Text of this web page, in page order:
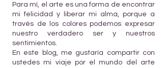
Para mí, el arte es una forma de encontrar
mi felicidad y liberar mi alma, porque a
través de los colores podemos expresar
nuestro verdadero ser y nuestros
sentimientos.
En este blog, me gustaría compartir con
ustedes mi viaje por el mundo del arte